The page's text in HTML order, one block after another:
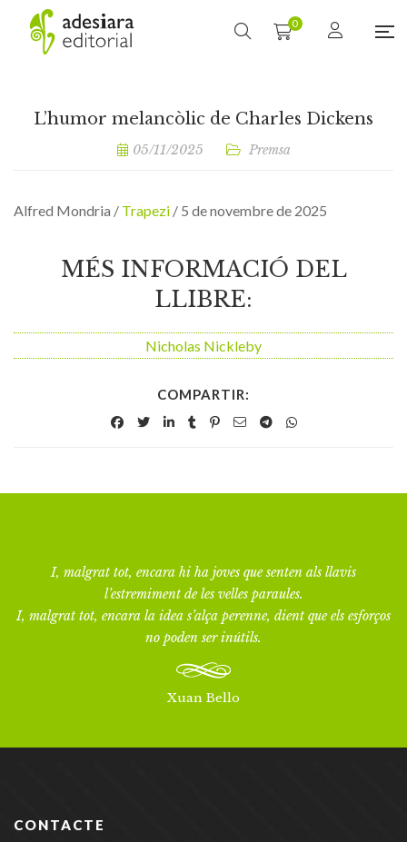
0
L’humor melancòlic de Charles Dickens
05/11/2025 Premsa
Alfred Mondria / Trapezi / 5 de novembre de 2025
MÉS INFORMACIÓ DEL
LLIBRE:
Nicholas Nickleby
COMPARTIR:
I, malgrat tot, encara hi ha joves que senten als llavis
l’estremiment de les velles paraules.
I, malgrat tot, encara la idea s’alça perenne, dient que els esforços
no poden ser inútils.
Xuan Bello
CONTACTE